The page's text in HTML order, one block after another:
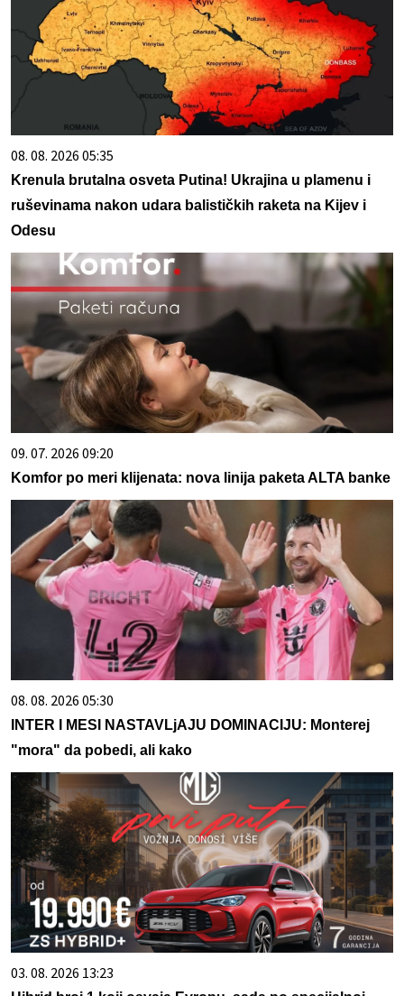
08. 08. 2026 05:35
Krenula brutalna osveta Putina! Ukrajina u plamenu i
ruševinama nakon udara balističkih raketa na Kijev i
Odesu
09. 07. 2026 09:20
Komfor po meri klijenata: nova linija paketa ALTA banke
08. 08. 2026 05:30
INTER I MESI NASTAVLjAJU DOMINACIJU: Monterej
"mora" da pobedi, ali kako
03. 08. 2026 13:23